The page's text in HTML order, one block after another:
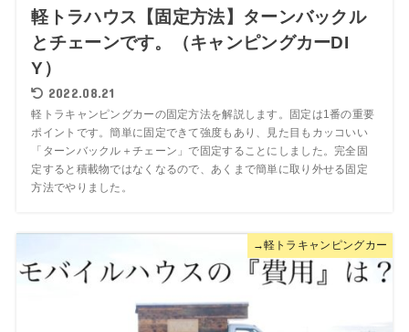
軽トラハウス【固定方法】ターンバックル
とチェーンです。（キャンピングカーDI
Y）
2022.08.21
軽トラキャンピングカーの固定方法を解説します。固定は1番の重要
ポイントです。簡単に固定できて強度もあり、見た目もカッコいい
「ターンバックル＋チェーン」で固定することにしました。完全固
定すると積載物ではなくなるので、あくまで簡単に取り外せる固定
方法でやりました。
→軽トラキャンピングカー